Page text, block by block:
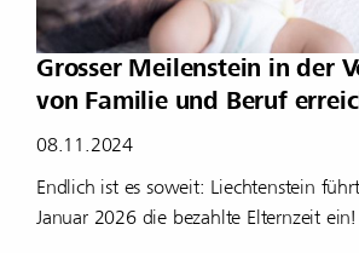
Grosser Meilenstein in der
von Familie und Beruf
08.11.2024
Endlich ist es soweit: Liechtenstein
Januar 2026 die bezahlte Elternzeit ein!